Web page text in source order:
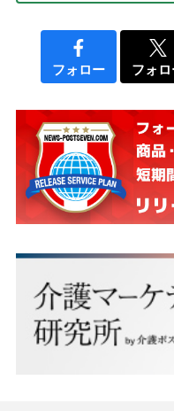
説】
フォロー フォ